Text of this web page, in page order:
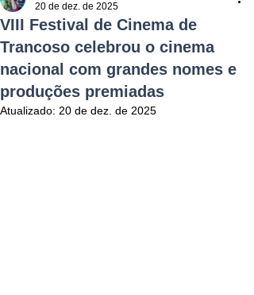
VIII Festival de Cinema de
Trancoso celebrou o cinema
nacional com grandes nomes e
produções premiadas
20 de dez. de 2025
Atualizado: 20 de dez. de 2025